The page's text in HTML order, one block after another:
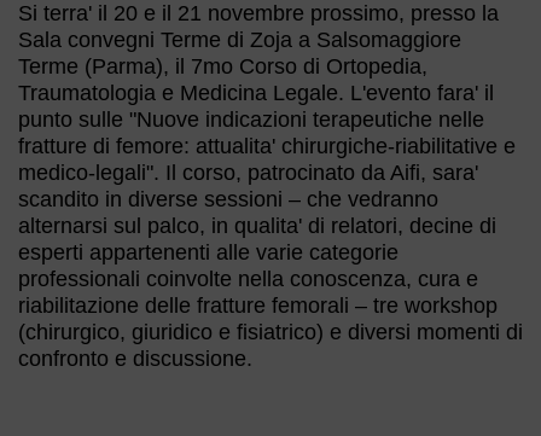
Si terra' il 20 e il 21 novembre prossimo, presso la
Sala convegni Terme di Zoja a Salsomaggiore
Terme (Parma), il 7mo Corso di Ortopedia,
Traumatologia e Medicina Legale. L'evento fara' il
punto sulle "Nuove indicazioni terapeutiche nelle
fratture di femore: attualita' chirurgiche-riabilitative e
medico-legali". Il corso, patrocinato da Aifi, sara'
scandito in diverse sessioni – che vedranno
alternarsi sul palco, in qualita' di relatori, decine di
esperti appartenenti alle varie categorie
professionali coinvolte nella conoscenza, cura e
riabilitazione delle fratture femorali – tre workshop
(chirurgico, giuridico e fisiatrico) e diversi momenti di
confronto e discussione.